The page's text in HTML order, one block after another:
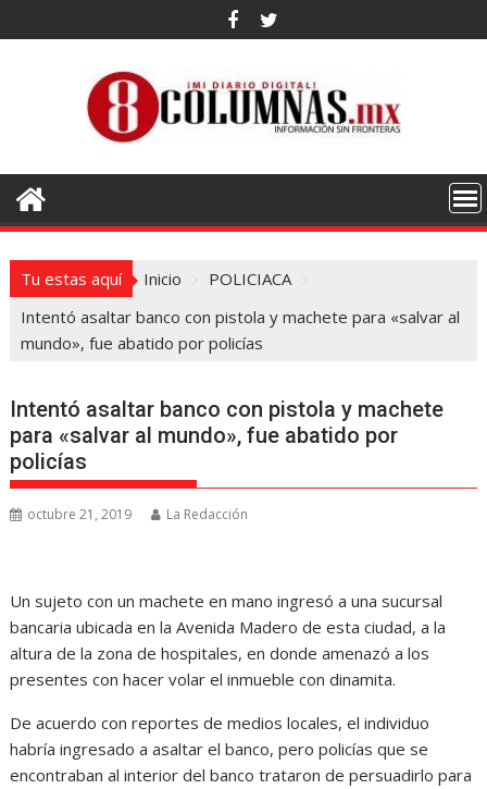
al
Tu estas aquí Inicio
POLICIACA
Intentó asaltar banco con pistola y machete para «salvar al
mundo», fue abatido por policías
Intentó asaltar banco con pistola y machete
para «salvar al mundo», fue abatido por
policías
octubre 21, 2019 La Redacción
Un sujeto con un machete en mano ingresó a una sucursal
bancaria ubicada en la Avenida Madero de esta ciudad, a la
altura de la zona de hospitales, en donde amenazó a los
presentes con hacer volar el inmueble con dinamita.
De acuerdo con reportes de medios locales, el individuo
habría ingresado a asaltar el banco, pero policías que se
encontraban al interior del banco trataron de persuadirlo para